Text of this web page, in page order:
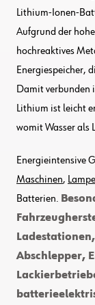
Lithium-Ionen-
Aufgrund der
hochreaktives
Energiespeicher,
Damit verbunden
Lithium ist leicht
womit Wasser als
Energieintensive
Maschinen,
Batterien.
Abschlepper,